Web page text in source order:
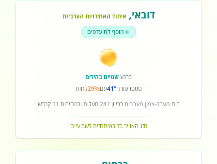
דובאי, איחוד האמירויות הערביות
הוסף למועדפים
כרגעשמיים בהירים
טמפרטורה41°עם29%לחות
רוח מערב-צפון מערביתבכיוון287מעלות ובמהירות 11 קמ"ש
מזג האוויר בדובאיתחזית לשבועיים